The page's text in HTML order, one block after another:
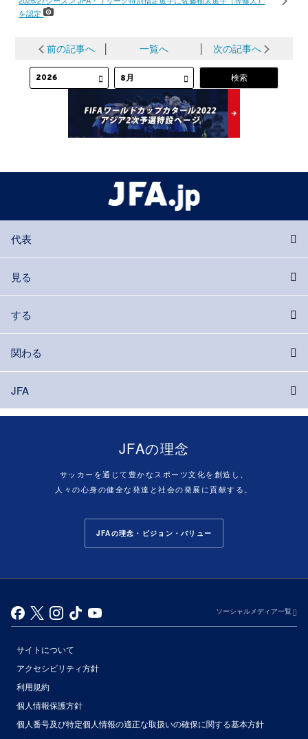
を認定
前の記事へ 一覧へ 次の記事へ
代表
見る
する
関わる
JFA
JFAの理念
サッカーを通じて豊かなスポーツ文化を創造し、
人々の心身の健全な発達と社会の発展に貢献する。
JFAの理念・ビジョン・バリュー
ソーシャルメディア一覧
サイトについて
アクセシビリティ方針
利用規約
個人情報保護方針
個人番号及び特定個人情報の適正な取扱いの確保に関する基本方針